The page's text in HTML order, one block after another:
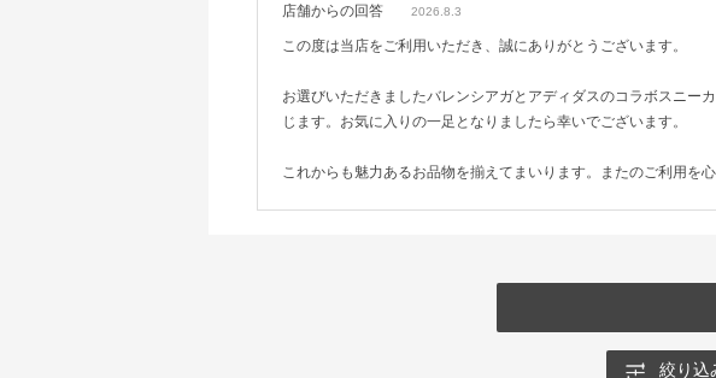
店舗からの回答 2026.8.3
この度は当店をご利用いただき、誠にありがとうございます。
お選びいただきましたバレンシアガとアディダスのコラボスニー
じます。お気に入りの一足となりましたら幸いでございます。
これからも魅力あるお品物を揃えてまいります。またのご利用を
絞り込